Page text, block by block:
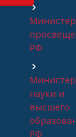
РФ
науки и
высшего
РФ